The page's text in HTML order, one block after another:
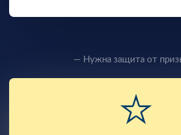
— Нужна защита от